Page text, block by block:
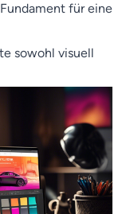
für eine
sowohl visuell